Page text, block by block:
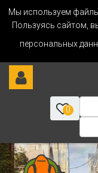
Мы используем файлы
Пользуясь сайтом,
персональных
0